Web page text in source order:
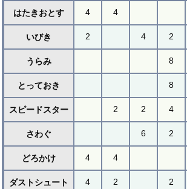
はたきおとす 4 4
いびき 2 4 2
うらみ 8
とっておき 8
スピードスター 2 2 4
さわぐ 6 2
どろかけ 4 4
ダストシュート 4 2 2